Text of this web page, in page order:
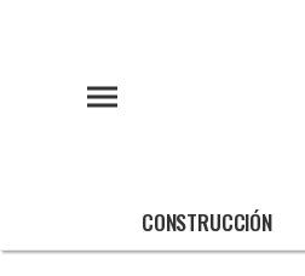
CONSTRUCCIÓN